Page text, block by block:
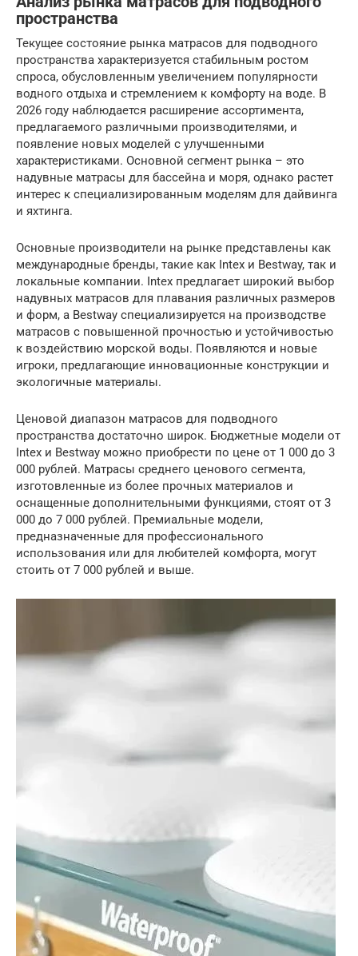
пространства
Текущее состояние рынка матрасов для подводного
пространства характеризуется стабильным ростом
спроса, обусловленным увеличением популярности
водного отдыха и стремлением к комфорту на воде. В
2026 году наблюдается расширение ассортимента,
предлагаемого различными производителями, и
появление новых моделей с улучшенными
характеристиками. Основной сегмент рынка – это
надувные матрасы для бассейна и моря, однако растет
интерес к специализированным моделям для дайвинга
и яхтинга.
Основные производители на рынке представлены как
международные бренды, такие как Intex и Bestway, так и
локальные компании. Intex предлагает широкий выбор
надувных матрасов для плавания различных размеров
и форм, а Bestway специализируется на производстве
матрасов с повышенной прочностью и устойчивостью
к воздействию морской воды. Появляются и новые
игроки, предлагающие инновационные конструкции и
экологичные материалы.
Ценовой диапазон матрасов для подводного
пространства достаточно широк. Бюджетные модели от
Intex и Bestway можно приобрести по цене от 1 000 до 3
000 рублей. Матрасы среднего ценового сегмента,
изготовленные из более прочных материалов и
оснащенные дополнительными функциями, стоят от 3
000 до 7 000 рублей. Премиальные модели,
предназначенные для профессионального
использования или для любителей комфорта, могут
стоить от 7 000 рублей и выше.